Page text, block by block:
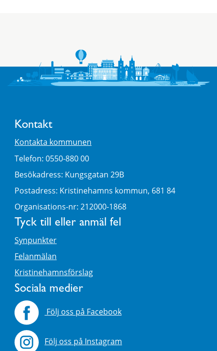
Kontakt
Kontakta kommunen
Telefon: 0550-880 00
Besökadress: Kungsgatan 29B
Postadress: Kristinehamns kommun, 681 84
Organisations-nr: 212000-1868
Tyck till eller anmäl fel
Synpunkter
Felanmälan
Kristinehamnsförslag
Sociala medier
Följ oss på Facebook
Följ oss på Instagram